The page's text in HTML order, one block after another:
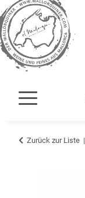
Zurück zur Liste